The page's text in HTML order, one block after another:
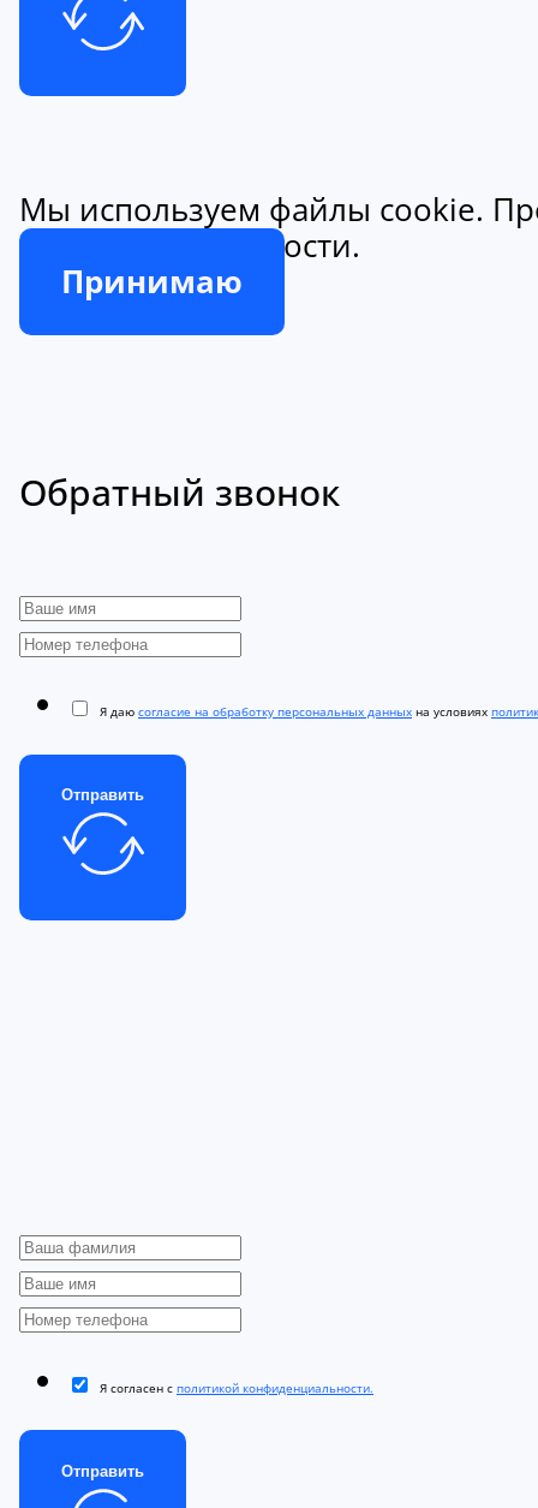
Мы используем файлы cookie.
конфиденциальности.
Принимаю
Обратный звонок
Я даю согласие на обработку персональных данных на условиях
Отправить
Я согласен с политикой конфиденциальности.
Отправить